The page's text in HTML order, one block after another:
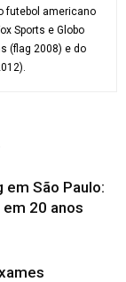
futebol americano
Sports e Globo
(flag 2008) e do
em São Paulo:
20 anos